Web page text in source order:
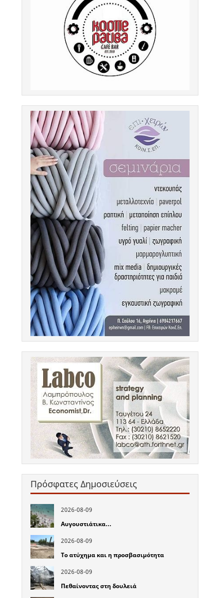
Πρόσφατες Δημοσιεύσεις
2026-08-09
Αυγουστιάτικα…
2026-08-09
Το ατύχημα και η προσβασιμότητα
2026-08-09
Πεθαίνοντας στη δουλειά